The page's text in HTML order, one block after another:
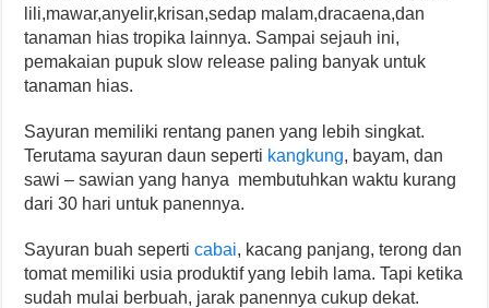
lili,mawar,anyelir,krisan,sedap malam,dracaena,dan
tanaman hias tropika lainnya. Sampai sejauh ini,
pemakaian pupuk slow release paling banyak untuk
tanaman hias.
Sayuran memiliki rentang panen yang lebih singkat.
Terutama sayuran daun seperti kangkung, bayam, dan
sawi – sawian yang hanya membutuhkan waktu kurang
dari 30 hari untuk panennya.
Sayuran buah seperticabai, kacang panjang, terong dan
tomat memiliki usia produktif yang lebih lama. Tapi ketika
sudah mulai berbuah, jarak panennya cukup dekat.